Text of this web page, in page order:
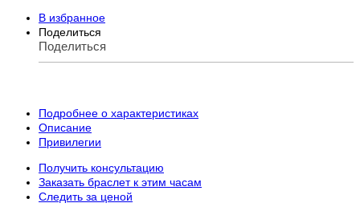
В избранное
Поделиться
Поделиться
Подробнее о характеристиках
Описание
Привилегии
Получить консультацию
Заказать браслет к этим часам
Следить за ценой